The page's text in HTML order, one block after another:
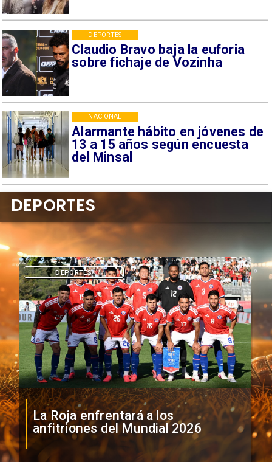
Claudio Bravo baja la euforia
sobre fichaje de Vozinha
DEPORTES
Alarmante hábito en jóvenes de
13 a 15 años según encuesta
del Minsal
NACIONAL
La Roja enfrentará a los
anfitriones del Mundial 2026
DEPORTES
DEPORTES